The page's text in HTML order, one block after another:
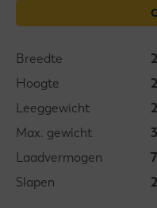
Breedte
Hoogte
Leeggewicht
Max. gewicht
Laadvermogen
Slapen